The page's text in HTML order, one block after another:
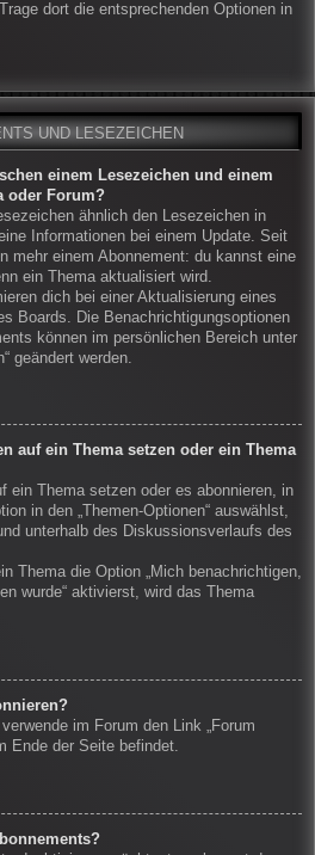
dort die entsprechenden Optionen in
UND LESEZEICHEN
einem Lesezeichen und einem
oder Forum?
ähnlich den Lesezeichen in
Informationen bei einem Update. Seit
mehr einem Abonnement: du kannst eine
ein Thema aktualisiert wird.
dich bei einer Aktualisierung eines
Boards. Die Benachrichtigungsoptionen
können im persönlichen Bereich unter
geändert werden.
auf ein Thema setzen oder ein Thema
ein Thema setzen oder es abonnieren, in
in den „Themen-Optionen“ auswählst,
unterhalb des Diskussionsverlaufs des
Thema die Option „Mich benachrichtigen,
wurde“ aktivierst, wird das Thema
im Forum den Link „Forum
Ende der Seite befindet.